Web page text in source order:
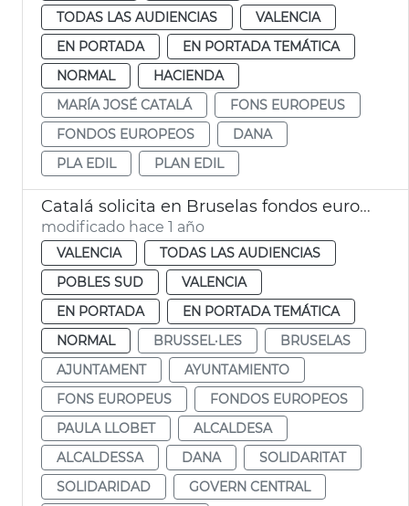
TODAS LAS AUDIENCIAS
VALENCIA
EN PORTADA
EN PORTADA TEMÁTICA
NORMAL
HACIENDA
MARÍA JOSÉ CATALÁ
FONS EUROPEUS
FONDOS EUROPEOS
DANA
PLA EDIL
PLAN EDIL
Catalá solicita en Bruselas fondos europeos para la dana
modificado hace 1 año
VALENCIA
TODAS LAS AUDIENCIAS
POBLES SUD
VALENCIA
EN PORTADA
EN PORTADA TEMÁTICA
NORMAL
BRUSSEL·LES
BRUSELAS
AJUNTAMENT
AYUNTAMIENTO
FONS EUROPEUS
FONDOS EUROPEOS
PAULA LLOBET
ALCALDESA
ALCALDESSA
DANA
SOLIDARITAT
SOLIDARIDAD
GOVERN CENTRAL